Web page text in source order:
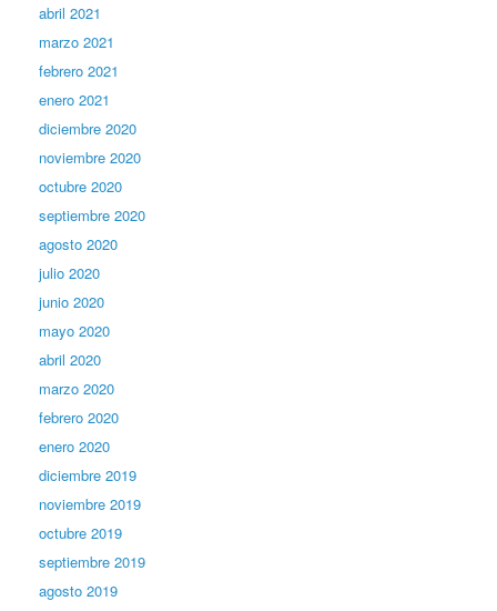
abril 2021
marzo 2021
febrero 2021
enero 2021
diciembre 2020
noviembre 2020
octubre 2020
septiembre 2020
agosto 2020
julio 2020
junio 2020
mayo 2020
abril 2020
marzo 2020
febrero 2020
enero 2020
diciembre 2019
noviembre 2019
octubre 2019
septiembre 2019
agosto 2019